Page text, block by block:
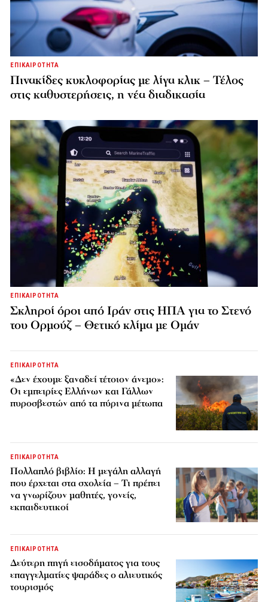
ΕΠΙΚΑΙΡΟΤΗΤΑ
Πινακίδες κυκλοφορίας με λίγα κλικ – Τέλος
στις καθυστερήσεις, η νέα διαδικασία
ΕΠΙΚΑΙΡΟΤΗΤΑ
Σκληροί όροι από Ιράν στις ΗΠΑ για το Στενό
του Ορμούζ – Θετικό κλίμα με Ομάν
ΕΠΙΚΑΙΡΟΤΗΤΑ
«Δεν έχουμε ξαναδεί τέτοιον άνεμο»:
Οι εμπειρίες Ελλήνων και Γάλλων
πυροσβεστών από τα πύρινα μέτωπα
ΕΠΙΚΑΙΡΟΤΗΤΑ
Πολλαπλό βιβλίο: Η μεγάλη αλλαγή
που έρχεται στα σχολεία – Τι πρέπει
να γνωρίζουν μαθητές, γονείς,
εκπαιδευτικοί
ΕΠΙΚΑΙΡΟΤΗΤΑ
Δεύτερη πηγή εισοδήματος για τους
επαγγελματίες ψαράδες ο αλιευτικός
τουρισμός